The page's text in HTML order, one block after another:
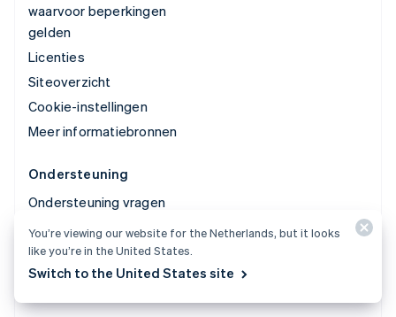
waarvoor beperkingen
gelden
Licenties
Siteoverzicht
Cookie-instellingen
Meer informatiebronnen
Ondersteuning
Ondersteuning vragen
Beheerde support op
maat
You’re viewing our website for the Netherlands, but it looks
like you’re in the United States.
Switch to the United States site